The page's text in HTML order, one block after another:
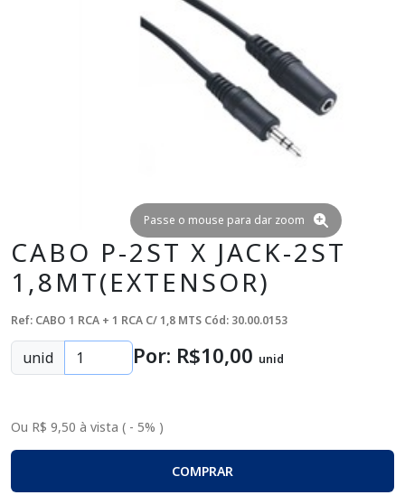
Passe o mouse para dar zoom
CABO P-2ST X JACK-2ST
1,8MT(EXTENSOR)
Ref: CABO 1 RCA + 1 RCA C/ 1,8 MTS Cód: 30.00.0153
unid Por: R$10,00 unid
Ou R$ 9,50 à vista ( - 5% )
COMPRAR